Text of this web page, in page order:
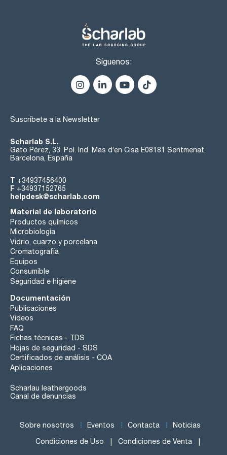
presencia de agua en el fondo de los tanques de gasolina o
aceite. Este también se usa para controlar la altura de la
capa de agua en separadores de aceite.
GHS: Global Harmonized System. Este producto contiene
sustancias peligrosas que deben ser indicadas en la
etiqueta. Más información en la ficha de datos de seguridad
Síguenos:
Suscríbete a la Newsletter
Scharlab S.L.
Gato Pérez, 33. Pol. Ind. Mas d’en Cisa E08181 Sentmenat,
Barcelona, España
T +34937456400
F +34937152765
helpdesk@scharlab.com
Material de laboratorio
Productos químicos
Microbiología
Vidrio, cuarzo y porcelana
Cromatografía
Equipos
Consumible
Seguridad e higiene
Documentación
Publicaciones
Videos
FAQ
Fichas técnicas - TDS
Hojas de seguridad - SDS
Certificados de análisis - COA
Aplicaciones
Scharlau leathergoods
Canal de denuncias
Sobre nosotros Eventos Contacta Noticias
Condiciones de Uso Condiciones de Venta